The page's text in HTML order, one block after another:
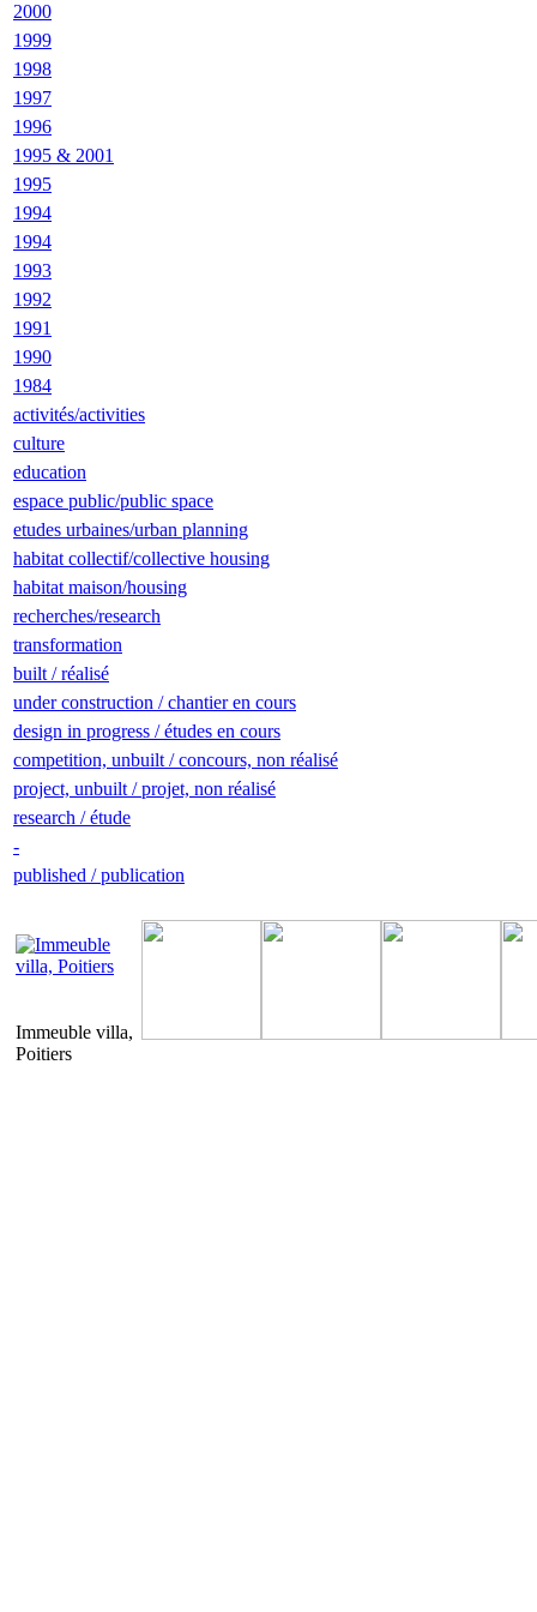
2000
1999
1998
1997
1996
1995 & 2001
1995
1994
1994
1993
1992
1991
1990
1984
activités/activities
culture
education
espace public/public space
etudes urbaines/urban planning
habitat collectif/collective housing
habitat maison/housing
recherches/research
transformation
built / réalisé
under construction / chantier en cours
design in progress / études en cours
competition, unbuilt / concours, non réalisé
project, unbuilt / projet, non réalisé
research / étude
-
published / publication
Immeuble villa,
Poitiers